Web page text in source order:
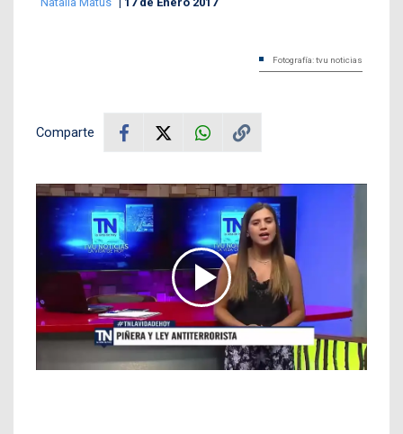
Fotografía: tvu noticias
Comparte